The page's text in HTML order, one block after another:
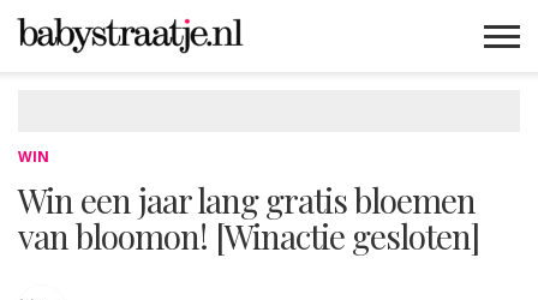
WIN
Win een jaar lang gratis bloemen
van bloomon! [Winactie gesloten]